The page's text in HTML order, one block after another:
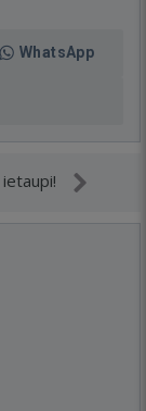
WhatsApp